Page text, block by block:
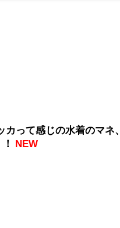
カって感じの水着のマネ、
NEW